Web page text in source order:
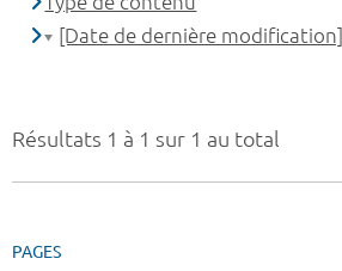
Résultats 1 à 1 sur 1 au total
PAGES
[Date de dernière modification]